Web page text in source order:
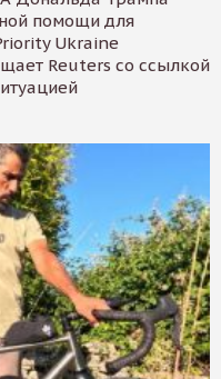
помощи для
Ukraine
Reuters со ссылкой